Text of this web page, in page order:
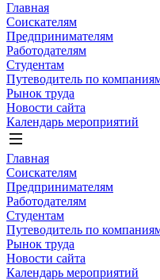
Главная
Соискателям
Предпринимателям
Работодателям
Студентам
Путеводитель по
Рынок труда
Новости сайта
Календарь мероприятий
Главная
Соискателям
Предпринимателям
Работодателям
Студентам
Путеводитель по
Рынок труда
Новости сайта
Календарь мероприятий